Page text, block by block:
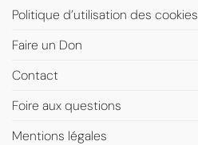
Politique d’utilisation des cookies
Faire un Don
Contact
Foire aux questions
Mentions légales